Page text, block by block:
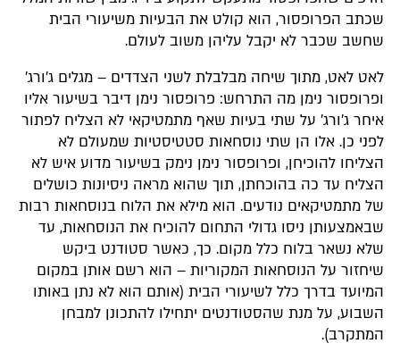
שכתב הפרופסור, הוא קולט את הבעיות משיעורי הבית
שחשב שכבר לא יקבל עליהן משוב לעולם.
לאט לאט, מתוך שיחה מבלבלת לשני הצדדים – מגלים ג'ורג'
ופרופסור נימן מה התרחש: פרופסור נימן דיבר בשיעור אליו
איחר ג'ורג' על שתי בעיות שאף מתמטיקאי לא הצליח לפתור
לפני כן. אלו הן שתי נוסחאות סטטיסטיות שמעולם לא
הצליחו להוכיחן, ופרופסור נימן נימק בשיעור מדוע איש לא
הצליח עד כה בהוכחתן, תוך שהוא מראה ניסיונות כושלים
של מתמטיקאים נודעים. הוא מילא את הלוח בנוסחאות רבות
שבאמצעותן ניסו גדולי התחום להוכיח את הנוסחאות, עד
שלא נשאר בלוח כלל מקום. כך, כאשר סטודנט ביקש
שיחזור על הנוסחאות המקוריות – הוא רשם אותן במקום
המיועד בדרך כלל לשיעורי הבית (אותם הוא לא נתן באותו
השבוע, על מנת שהסטודנטים יתחילו להתכונן למבחן
המתקרב).